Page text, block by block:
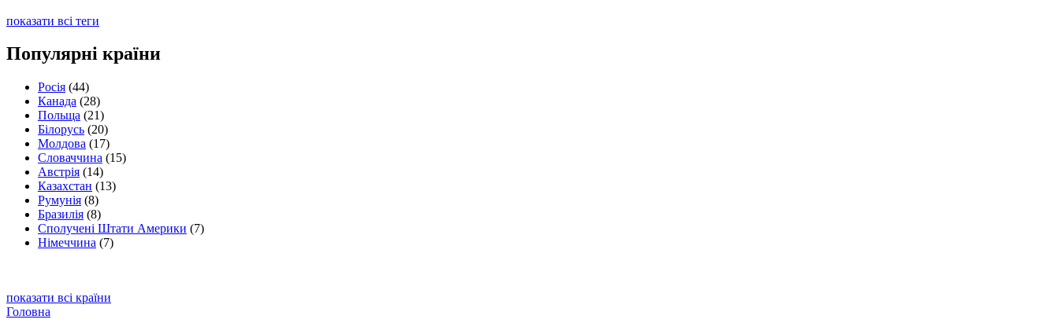
показати всі теги
Популярні країни
Росія (44)
Канада (28)
Польща (21)
Білорусь (20)
Молдова (17)
Словаччина (15)
Австрія (14)
Казахстан (13)
Румунія (8)
Бразилія (8)
Сполучені Штати Америки (7)
Німеччина (7)
показати всі країни
Головна